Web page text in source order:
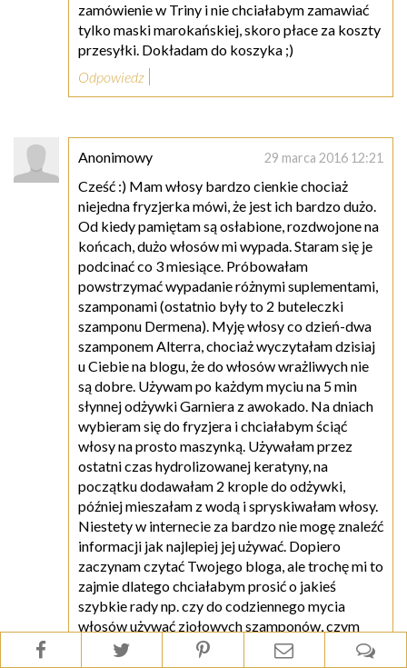
zamówienie w Triny i nie chciałabym zamawiać
tylko maski marokańskiej, skoro płace za koszty
przesyłki. Dokładam do koszyka ;)
Odpowiedz
Anonimowy 29 marca 2016 12:21
Cześć :) Mam włosy bardzo cienkie chociaż
niejedna fryzjerka mówi, że jest ich bardzo dużo.
Od kiedy pamiętam są osłabione, rozdwojone na
końcach, dużo włosów mi wypada. Staram się je
podcinać co 3 miesiące. Próbowałam
powstrzymać wypadanie różnymi suplementami,
szamponami (ostatnio były to 2 buteleczki
szamponu Dermena). Myję włosy co dzień-dwa
szamponem Alterra, chociaż wyczytałam dzisiaj
u Ciebie na blogu, że do włosów wrażliwych nie
są dobre. Używam po każdym myciu na 5 min
słynnej odżywki Garniera z awokado. Na dniach
wybieram się do fryzjera i chciałabym ściąć
włosy na prosto maszynką. Używałam przez
ostatni czas hydrolizowanej keratyny, na
początku dodawałam 2 krople do odżywki,
później mieszałam z wodą i spryskiwałam włosy.
Niestety w internecie za bardzo nie mogę znaleźć
informacji jak najlepiej jej używać. Dopiero
zaczynam czytać Twojego bloga, ale trochę mi to
zajmie dlatego chciałabym prosić o jakieś
szybkie rady np. czy do codziennego mycia
włosów używać ziołowych szamponów, czym
najlepiej zabezpieczać końce? Dodam jeszcze, że